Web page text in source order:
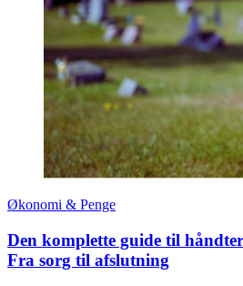
Økonomi & Penge
Den komplette guide til
Fra sorg til afslutning